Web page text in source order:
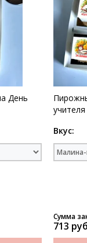
День
Вкус:
Сумма
713